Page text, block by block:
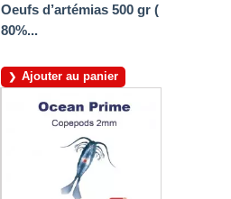
Oeufs d’artémias 500 gr (
80%...
Ajouter au panier